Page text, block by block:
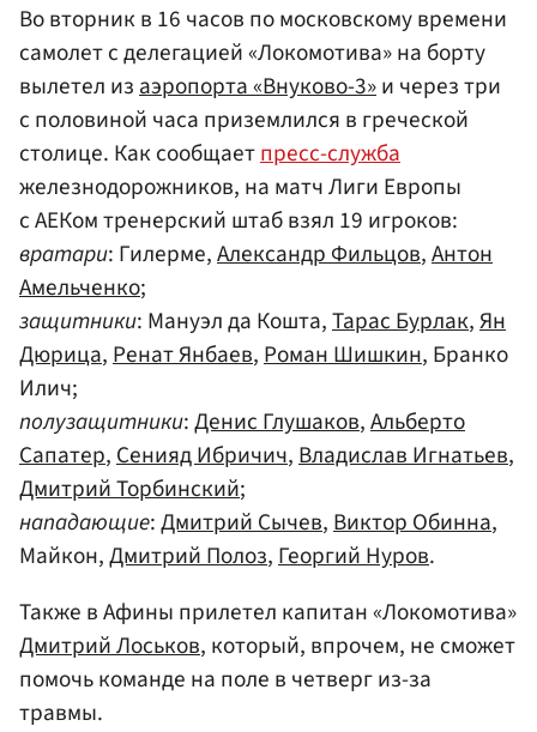
Во вторник в 16 часов по московскому времени
самолет с делегацией «Локомотива» на борту
вылетел изаэропорта «Внуково-3»и через три
с половиной часа приземлился в греческой
столице. Как сообщаетпресс-служба
железнодорожников, на матч Лиги Европы
с АЕКом тренерский штаб взял 19 игроков:
вратари: Гилерме,Александр Фильцов,Антон
Амельченко;
защитники: Мануэл да Кошта,Тарас Бурлак,Ян
Дюрица,Ренат Янбаев,Роман Шишкин, Бранко
Илич;
полузащитники:Денис Глушаков,Альберто
Сапатер,Сенияд Ибричич,Владислав Игнатьев,
Дмитрий Торбинский;
нападающие:Дмитрий Сычев,Виктор Обинна,
Майкон,Дмитрий Полоз,Георгий Нуров.
Также в Афины прилетел капитан «Локомотива»
Дмитрий Лоськов, который, впрочем, не сможет
помочь команде на поле в четверг из-за
травмы.